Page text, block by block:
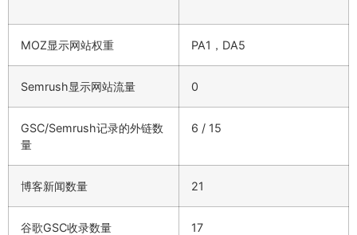
MOZ显示网站权重 PA1，DA5
Semrush显示网站流量 0
GSC/Semrush记录的外链数
量
6 / 15
博客新闻数量 21
谷歌GSC收录数量 17